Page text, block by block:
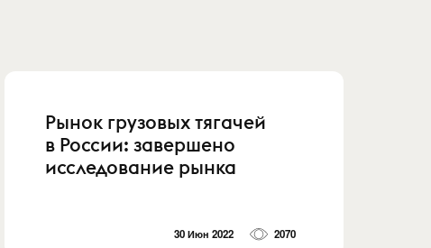
Рынок грузовых тягачей
в России: завершено
исследование рынка
30 Июн 2022 2070